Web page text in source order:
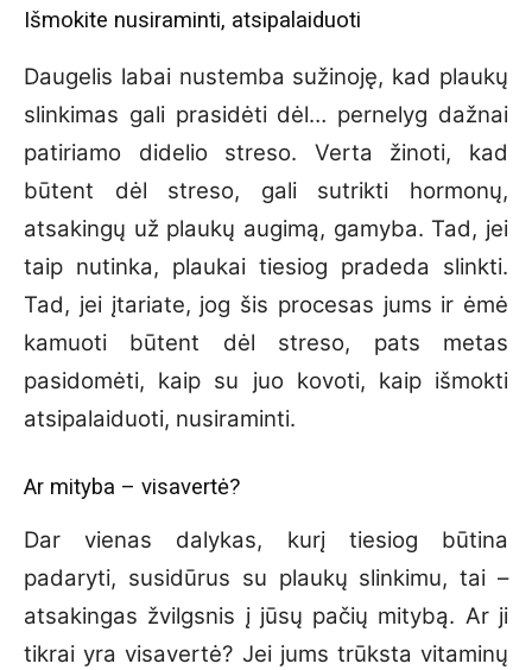
Išmokite nusiraminti, atsipalaiduoti
Daugelis labai nustemba sužinoję, kad plaukų
slinkimas gali prasidėti dėl… pernelyg dažnai
patiriamo didelio streso. Verta žinoti, kad
būtent dėl streso, gali sutrikti hormonų,
atsakingų už plaukų augimą, gamyba. Tad, jei
taip nutinka, plaukai tiesiog pradeda slinkti.
Tad, jei įtariate, jog šis procesas jums ir ėmė
kamuoti būtent dėl streso, pats metas
pasidomėti, kaip su juo kovoti, kaip išmokti
atsipalaiduoti, nusiraminti.
Ar mityba – visavertė?
Dar vienas dalykas, kurį tiesiog būtina
padaryti, susidūrus su plaukų slinkimu, tai –
atsakingas žvilgsnis į jūsų pačių mitybą. Ar ji
tikrai yra visavertė? Jei jums trūksta vitaminų